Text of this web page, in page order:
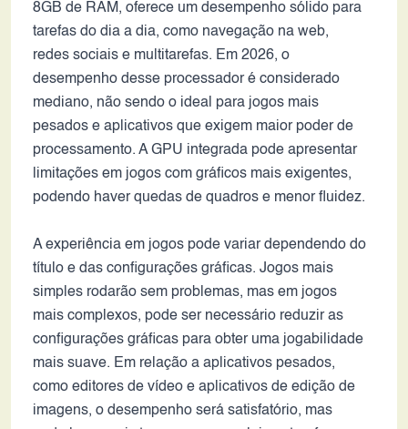
8GB de RAM, oferece um desempenho sólido para
tarefas do dia a dia, como navegação na web,
redes sociais e multitarefas. Em 2026, o
desempenho desse processador é considerado
mediano, não sendo o ideal para jogos mais
pesados e aplicativos que exigem maior poder de
processamento. A GPU integrada pode apresentar
limitações em jogos com gráficos mais exigentes,
podendo haver quedas de quadros e menor fluidez.
A experiência em jogos pode variar dependendo do
título e das configurações gráficas. Jogos mais
simples rodarão sem problemas, mas em jogos
mais complexos, pode ser necessário reduzir as
configurações gráficas para obter uma jogabilidade
mais suave. Em relação a aplicativos pesados,
como editores de vídeo e aplicativos de edição de
imagens, o desempenho será satisfatório, mas